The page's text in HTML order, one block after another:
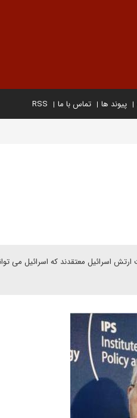
پیوند ها تماس با ما RSS
اسرائیل معتقدند که اسرائیل می